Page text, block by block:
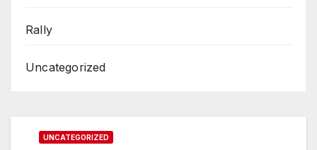
Rally
Uncategorized
UNCATEGORIZED